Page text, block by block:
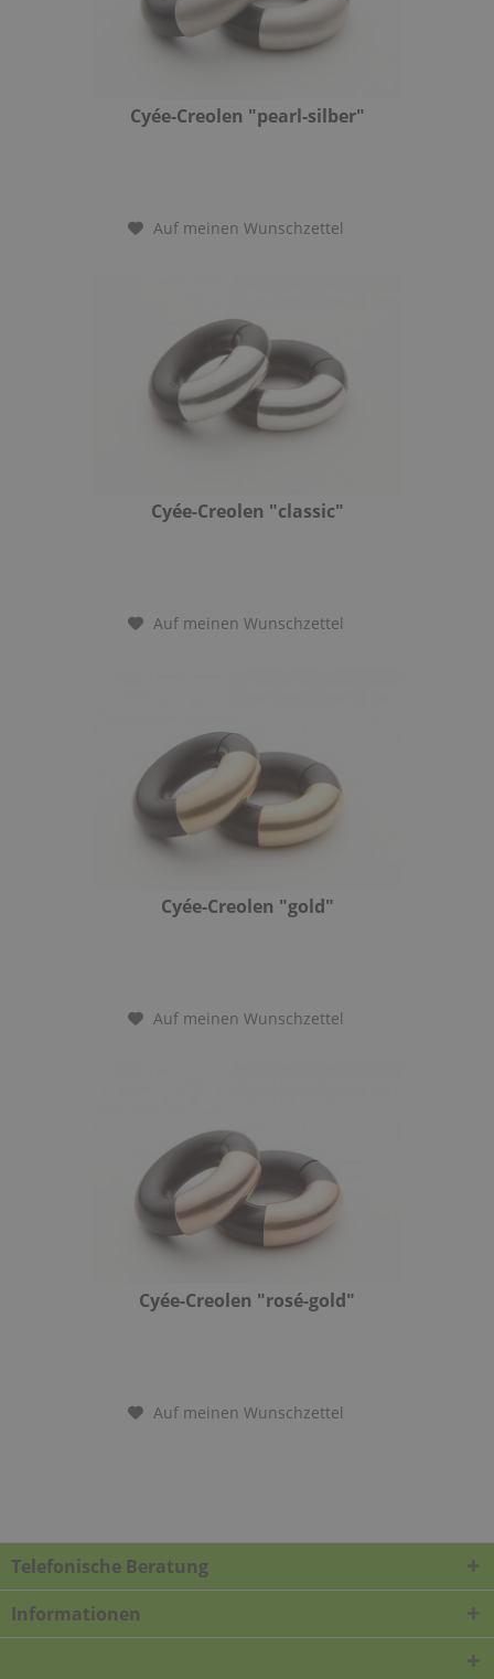
Cyée-Creolen "pearl-silber"
Auf meinen Wunschzettel
Cyée-Creolen "classic"
Auf meinen Wunschzettel
Cyée-Creolen "gold"
Auf meinen Wunschzettel
Cyée-Creolen "rosé-gold"
Auf meinen Wunschzettel
Telefonische Beratung
Informationen